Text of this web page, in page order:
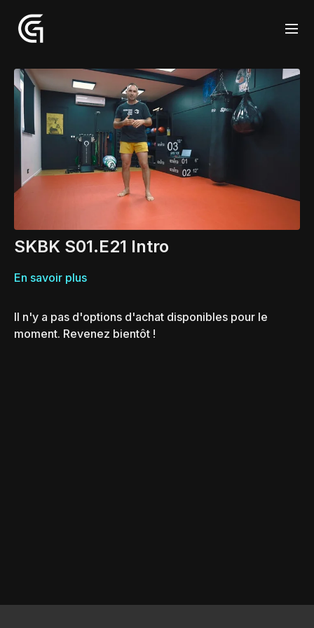
SKBK S01.E21 Intro
En savoir plus
Il n'y a pas d'options d'achat disponibles pour le
moment. Revenez bientôt !